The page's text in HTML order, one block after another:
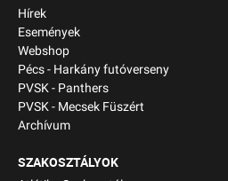
Hírek
Események
Webshop
Pécs - Harkány futóverseny
PVSK - Panthers
PVSK - Mecsek Füszért
Archívum
SZAKOSZTÁLYOK